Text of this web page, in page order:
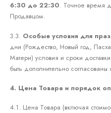
6:30 до 22:30. Точное время
Продавцом.
3.3. Особые условия для
дни (Рождество, Новый год,
Матери) условия и сроки
быть дополнительно
4. Цена Товара и порядок
4.1. Цена Товара (включая